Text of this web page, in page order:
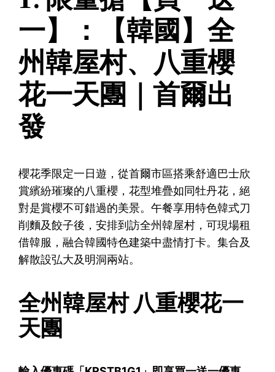
一】：【韓國】全
州韓屋村、八重櫻
花一天團｜首爾出
發
櫻花季限定一日遊，從首爾市區搭乘舒適巴士欣
賞繽紛璀璨的八重櫻，花型堆疊如同牡丹花，絕
對是賞櫻不可錯過的美景。午餐享用特色韓式刀
削麵及餃子後，安排到訪全州韓屋村，可現場租
借韓服，融合韓國特色建築中盡情打卡。集合及
解散設弘大及明洞兩站。
全州韓屋村 八重櫻花一
天團